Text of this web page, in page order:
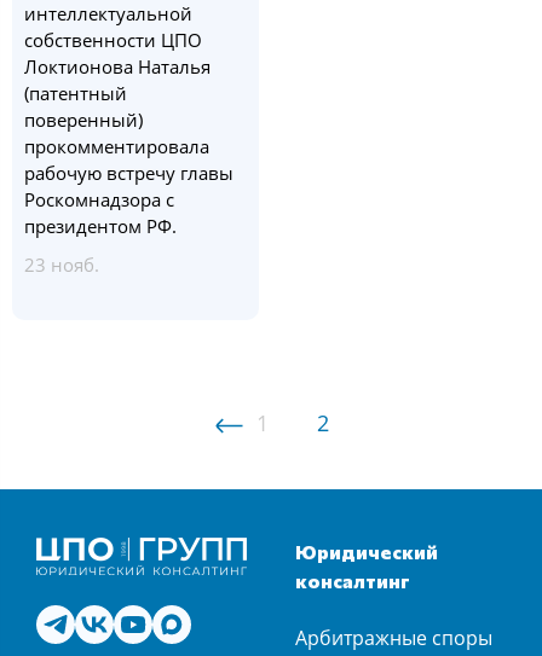
интеллектуальной
собственности ЦПО
Локтионова Наталья
(патентный
поверенный)
прокомментировала
рабочую встречу главы
Роскомнадзора с
президентом РФ.
23 нояб.
1 2
Юридический
консалтинг
Арбитражные споры